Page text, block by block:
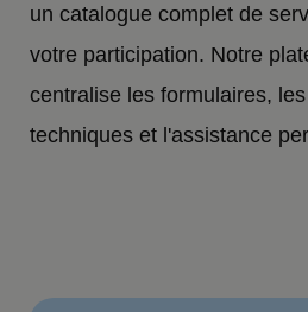
un catalogue complet de
votre participation. Notre
centralise les formulaires,
techniques et l'assistance